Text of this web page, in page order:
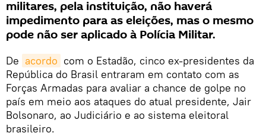
militares, pela instituição, não haverá
impedimento para as eleições, mas o mesmo
pode não ser aplicado à Polícia Militar.
De acordo com o Estadão, cinco ex-presidentes da
República do Brasil entraram em contato com as
Forças Armadas para avaliar a chance de golpe no
país em meio aos ataques do atual presidente, Jair
Bolsonaro, ao Judiciário e ao sistema eleitoral
brasileiro.